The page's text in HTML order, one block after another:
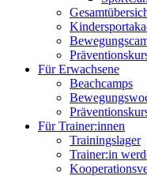
Für Erwachsene
Beachcamps
Für Trainer:innen
Trainingslager
Trainer:in